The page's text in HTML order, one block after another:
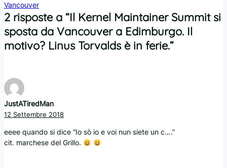
Vancouver
2 risposte a “Il Kernel Maintainer Summit si
sposta da Vancouver a Edimburgo. Il
motivo? Linus Torvalds è in ferie.”
JustATiredMan
12 Settembre 2018
eeee quando si dice “Io sò io e voi nun siete un c….”
cit. marchese del Grillo.